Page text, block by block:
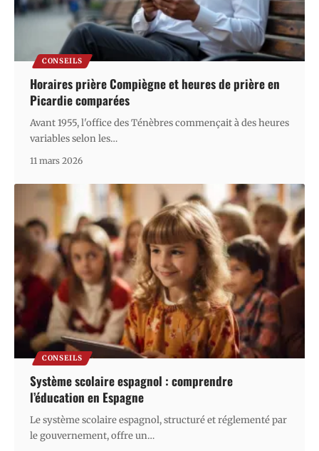
CONSEILS
Horaires prière Compiègne et heures de prière en
Picardie comparées
Avant 1955, l'office des Ténèbres commençait à des heures
variables selon les…
11 mars 2026
CONSEILS
Système scolaire espagnol : comprendre
l’éducation en Espagne
Le système scolaire espagnol, structuré et réglementé par
le gouvernement, offre un…